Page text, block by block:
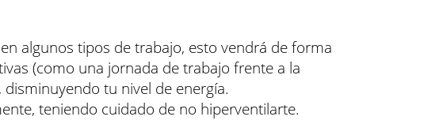
algunos tipos de trabajo, esto vendrá de forma
(como una jornada de trabajo frente a la
tu nivel de energía.
teniendo cuidado de no hiperventilarte.